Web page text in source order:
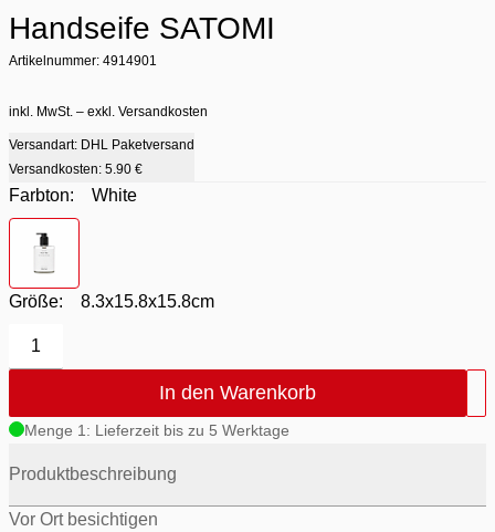
Handseife SATOMI
Artikelnummer: 4914901
inkl. MwSt. – exkl. Versandkosten
Versandart: DHL Paketversand
Versandkosten: 5.90 €
Farbton:
White
Farbton
Größe: 8.3x15.8x15.8cm
1
In den Warenkorb
Menge 1: Lieferzeit bis zu 5 Werktage
Produktbeschreibung
Vor Ort besichtigen